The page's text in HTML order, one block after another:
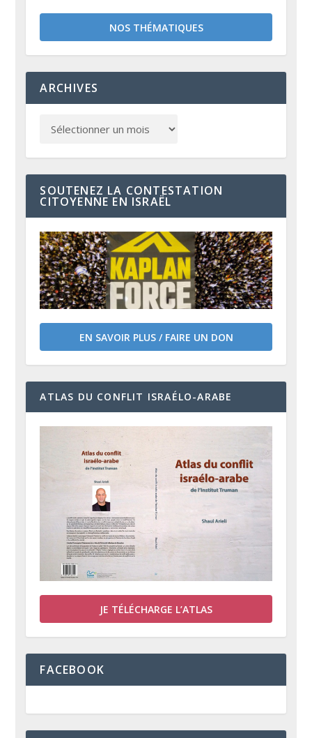
NOS THÉMATIQUES
ARCHIVES
SOUTENEZ LA CONTESTATION
CITOYENNE EN ISRAËL
EN SAVOIR PLUS / FAIRE UN DON
ATLAS DU CONFLIT ISRAÉLO-ARABE
JE TÉLÉCHARGE L’ATLAS
FACEBOOK